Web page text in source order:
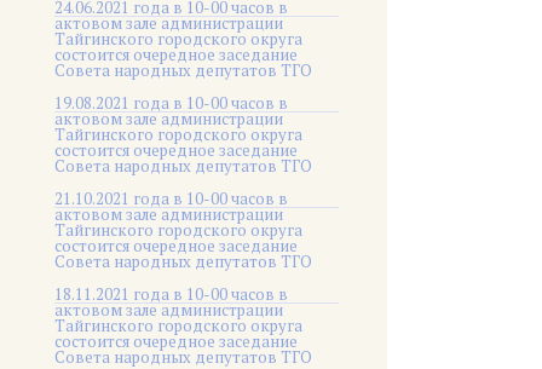
24.06.2021 года в 10-00 часов в
актовом зале администрации
Тайгинского городского округа
состоится очередное заседание
Совета народных депутатов ТГО
19.08.2021 года в 10-00 часов в
актовом зале администрации
Тайгинского городского округа
состоится очередное заседание
Совета народных депутатов ТГО
21.10.2021 года в 10-00 часов в
актовом зале администрации
Тайгинского городского округа
состоится очередное заседание
Совета народных депутатов ТГО
18.11.2021 года в 10-00 часов в
актовом зале администрации
Тайгинского городского округа
состоится очередное заседание
Совета народных депутатов ТГО